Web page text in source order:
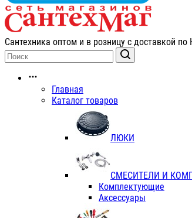
Сантехника оптом и в розницу с доставкой
Главная
Каталог товаров
ЛЮКИ
СМЕСИТЕЛИ И
Комплектующие
Аксессуары